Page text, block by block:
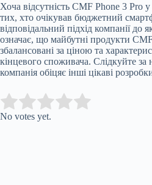
Хоча відсутність CMF Phone 3 Pro
тих, хто очікував бюджетний
відповідальний підхід компанії до
означає, що майбутні продукти
збалансовані за ціною та
кінцевого споживача. Слідкуйте
компанія обіцяє інші цікаві
Rate this item:
No votes yet.